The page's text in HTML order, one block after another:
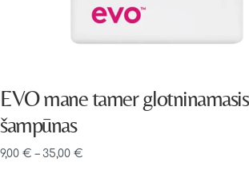
EVO mane tamer glotninamasis
šampūnas
9,00 € – 35,00 €